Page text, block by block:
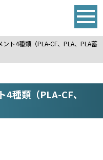
ント4種類（PLA-CF、PLA、PLA蓄
4種類（PLA-CF、